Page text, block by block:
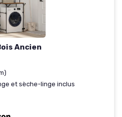
Ancien
et sèche-linge inclus